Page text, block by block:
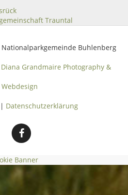
Buhlenberg
Diana Grandmaire Photography &
Webdesign
| Datenschutzerklärung
Banner